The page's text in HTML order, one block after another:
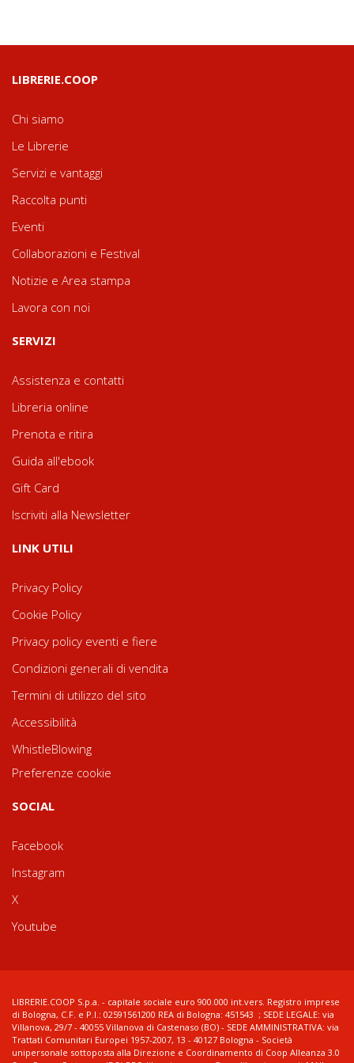
LIBRERIE.COOP
Chi siamo
Le Librerie
Servizi e vantaggi
Raccolta punti
Eventi
Collaborazioni e Festival
Notizie e Area stampa
Lavora con noi
SERVIZI
Assistenza e contatti
Libreria online
Prenota e ritira
Guida all'ebook
Gift Card
Iscriviti alla Newsletter
LINK UTILI
Privacy Policy
Cookie Policy
Privacy policy eventi e fiere
Condizioni generali di vendita
Termini di utilizzo del sito
Accessibilità
WhistleBlowing
Preferenze cookie
SOCIAL
Facebook
Instagram
X
Youtube
LIBRERIE.COOP S.p.a. - capitale sociale euro 900.000 int.vers. Registro imprese
di Bologna, C.F. e P.I.: 02591561200 REA di Bologna: 451543 ; SEDE LEGALE: via
Villanova, 29/7 - 40055 Villanova di Castenaso (BO) - SEDE AMMINISTRATIVA: via
Trattati Comunitari Europei 1957-2007, 13 - 40127 Bologna - Società
unipersonale sottoposta alla Direzione e Coordinamento di Coop Alleanza 3.0